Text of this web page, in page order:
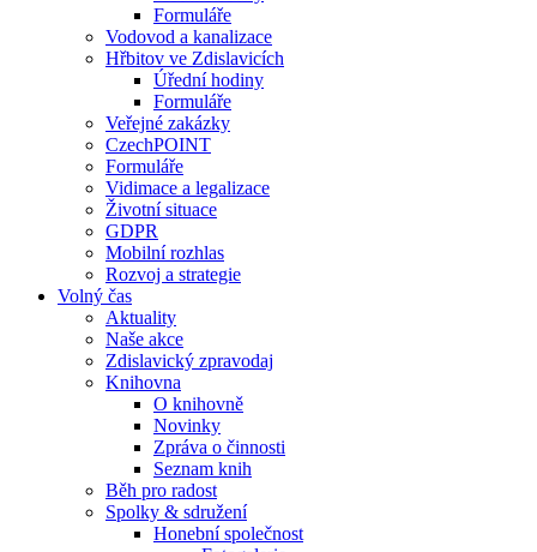
Formuláře
Vodovod a kanalizace
Hřbitov ve Zdislavicích
Úřední hodiny
Formuláře
Veřejné zakázky
CzechPOINT
Formuláře
Vidimace a legalizace
Životní situace
GDPR
Mobilní rozhlas
Rozvoj a strategie
Volný čas
Aktuality
Naše akce
Zdislavický zpravodaj
Knihovna
O knihovně
Novinky
Zpráva o činnosti
Seznam knih
Běh pro radost
Spolky & sdružení
Honební společnost